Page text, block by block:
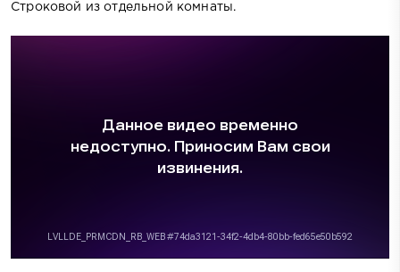
Строковой из отдельной комнаты.